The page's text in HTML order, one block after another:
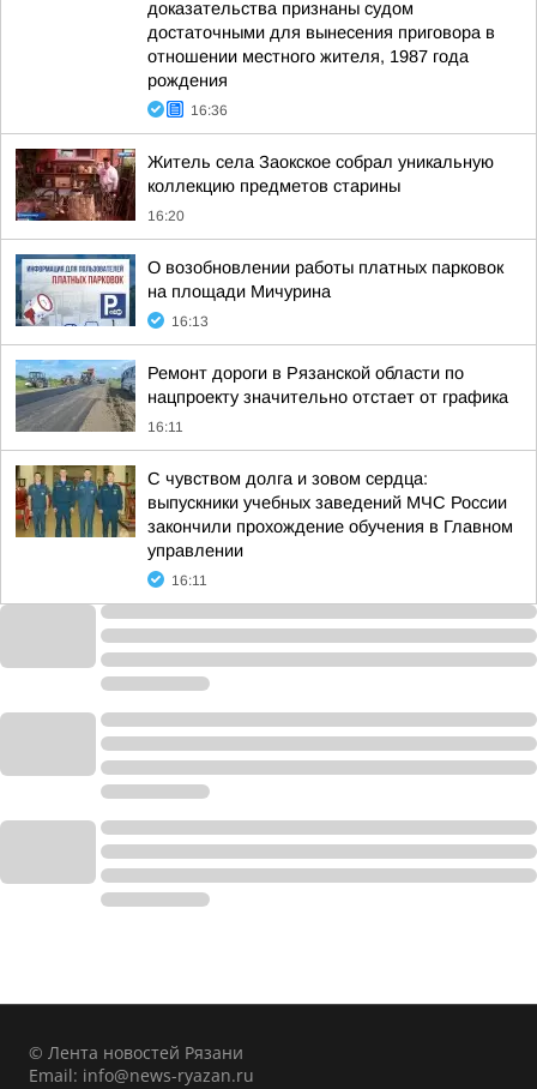
доказательства признаны судом
достаточными для вынесения приговора в
отношении местного жителя, 1987 года
рождения
16:36
Житель села Заокское собрал уникальную
коллекцию предметов старины
16:20
О возобновлении работы платных парковок
на площади Мичурина
16:13
Ремонт дороги в Рязанской области по
нацпроекту значительно отстает от графика
16:11
С чувством долга и зовом сердца:
выпускники учебных заведений МЧС России
закончили прохождение обучения в Главном
управлении
16:11
© Лента новостей Рязани
Email: info@news-ryazan.ru